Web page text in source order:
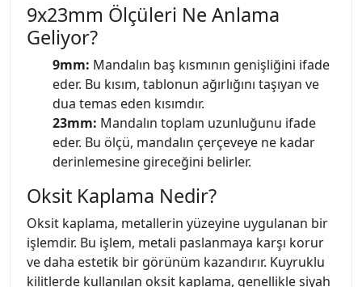
9x23mm Ölçüleri Ne Anlama
Geliyor?
9mm: Mandalın baş kısmının genişliğini ifade
eder. Bu kısım, tablonun ağırlığını taşıyan ve
dua temas eden kısımdır.
23mm: Mandalın toplam uzunluğunu ifade
eder. Bu ölçü, mandalın çerçeveye ne kadar
derinlemesine gireceğini belirler.
Oksit Kaplama Nedir?
Oksit kaplama, metallerin yüzeyine uygulanan bir
işlemdir. Bu işlem, metali paslanmaya karşı korur
ve daha estetik bir görünüm kazandırır. Kuyruklu
kilitlerde kullanılan oksit kaplama, genellikle siyah